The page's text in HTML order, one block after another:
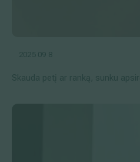
2025 09 8
Skauda petį ar ranką, sunku